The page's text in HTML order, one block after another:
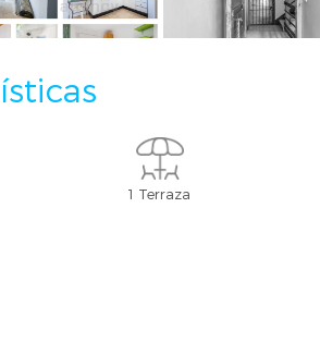
1 Terraza